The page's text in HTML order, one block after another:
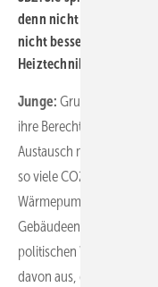
denn nicht auch noch
nicht besser und
Heiztechnik darauf zu
Junge:Grundsätzlich
ihre Berechtigung.
Austausch mit 20 bis 30
so viele CO2-Emissionen
Wärmepumpe. Wie sich
politischen Wechsels
davon aus, dass das